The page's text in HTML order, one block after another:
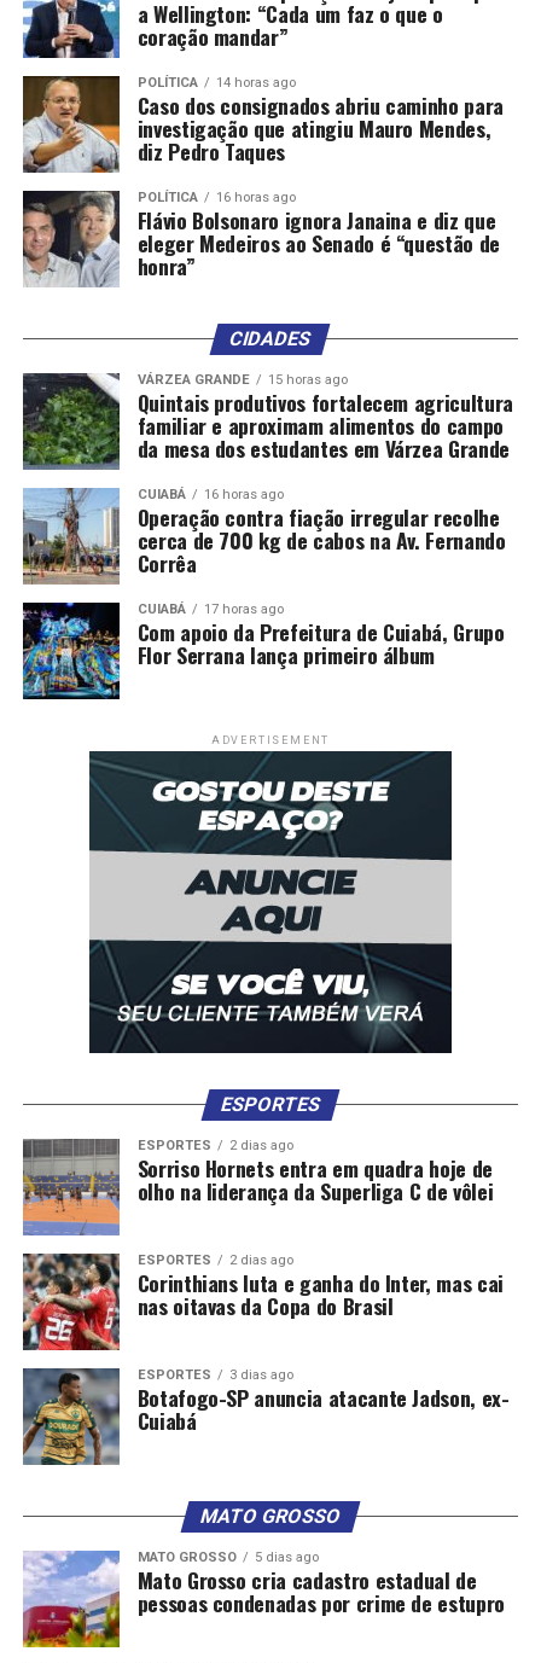
a Wellington: “Cada um faz o que o
coração mandar”
POLÍTICA 14 horas ago
Caso dos consignados abriu caminho para
investigação que atingiu Mauro Mendes,
diz Pedro Taques
POLÍTICA 16 horas ago
Flávio Bolsonaro ignora Janaina e diz que
eleger Medeiros ao Senado é “questão de
honra”
CIDADES
VÁRZEA GRANDE 15 horas ago
Quintais produtivos fortalecem agricultura
familiar e aproximam alimentos do campo
da mesa dos estudantes em Várzea Grande
CUIABÁ 16 horas ago
Operação contra fiação irregular recolhe
cerca de 700 kg de cabos na Av. Fernando
Corrêa
CUIABÁ 17 horas ago
Com apoio da Prefeitura de Cuiabá, Grupo
Flor Serrana lança primeiro álbum
ADVERTISEMENT
ESPORTES
ESPORTES 2 dias ago
Sorriso Hornets entra em quadra hoje de
olho na liderança da Superliga C de vôlei
ESPORTES 2 dias ago
Corinthians luta e ganha do Inter, mas cai
nas oitavas da Copa do Brasil
ESPORTES 3 dias ago
Botafogo-SP anuncia atacante Jadson, ex-
Cuiabá
MATO GROSSO
MATO GROSSO 5 dias ago
Mato Grosso cria cadastro estadual de
pessoas condenadas por crime de estupro